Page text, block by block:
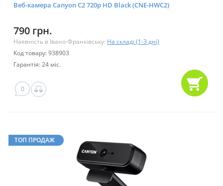
Веб-камера Canyon C2 720p HD Black (CNE-HWC2)
790 грн.
Наявність в Івано-Франківську: На складі (1-3 дні)
Код товару: 938903
Гарантія: 24 міс.
0
ТОП ПРОДАЖ